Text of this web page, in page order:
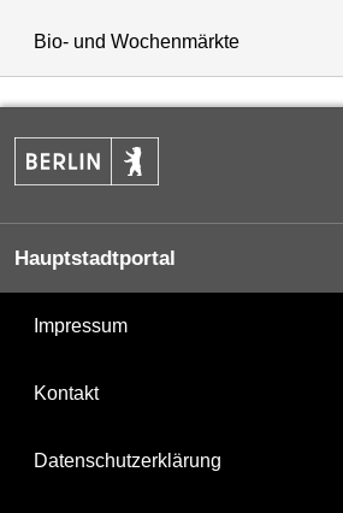
Bio- und Wochenmärkte
Hauptstadtportal
Impressum
Kontakt
Datenschutzerklärung